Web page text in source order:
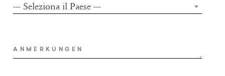
COUNTRY
--- Seleziona il Paese ---
ANMERKUNGEN